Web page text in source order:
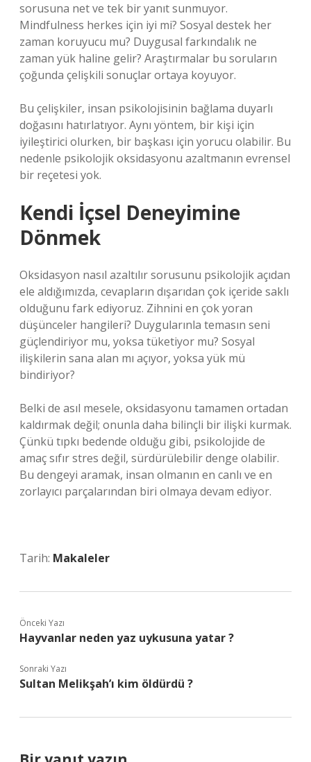
sorusuna net ve tek bir yanıt sunmuyor.
Mindfulness herkes için iyi mi? Sosyal destek her
zaman koruyucu mu? Duygusal farkındalık ne
zaman yük haline gelir? Araştırmalar bu soruların
çoğunda çelişkili sonuçlar ortaya koyuyor.
Bu çelişkiler, insan psikolojisinin bağlama duyarlı
doğasını hatırlatıyor. Aynı yöntem, bir kişi için
iyileştirici olurken, bir başkası için yorucu olabilir. Bu
nedenle psikolojik oksidasyonu azaltmanın evrensel
bir reçetesi yok.
Kendi İçsel Deneyimine
Dönmek
Oksidasyon nasıl azaltılır sorusunu psikolojik açıdan
ele aldığımızda, cevapların dışarıdan çok içeride saklı
olduğunu fark ediyoruz. Zihnini en çok yoran
düşünceler hangileri? Duygularınla temasın seni
güçlendiriyor mu, yoksa tüketiyor mu? Sosyal
ilişkilerin sana alan mı açıyor, yoksa yük mü
bindiriyor?
Belki de asıl mesele, oksidasyonu tamamen ortadan
kaldırmak değil; onunla daha bilinçli bir ilişki kurmak.
Çünkü tıpkı bedende olduğu gibi, psikolojide de
amaç sıfır stres değil, sürdürülebilir denge olabilir.
Bu dengeyi aramak, insan olmanın en canlı ve en
zorlayıcı parçalarından biri olmaya devam ediyor.
Tarih: Makaleler
Önceki Yazı
Hayvanlar neden yaz uykusuna yatar ?
Sonraki Yazı
Sultan Melikşah’ı kim öldürdü ?